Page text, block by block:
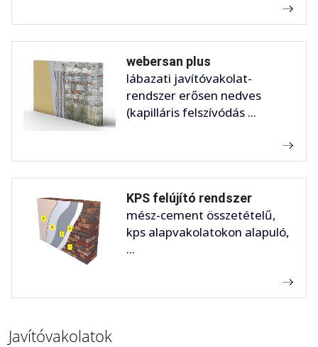
webersan plus
lábazati javítóvakolat-
rendszer erősen nedves
(kapilláris felszívódás ...
KPS felújító rendszer
mész-cement összetételű,
kps alapvakolatokon alapuló,
...
Javítóvakolatok